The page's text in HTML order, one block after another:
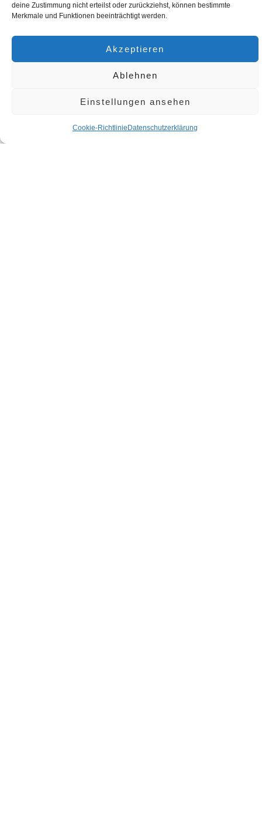
deine Zustimmung nicht erteilst oder zurückziehst, können bestimmte
Merkmale und Funktionen beeinträchtigt werden.
Akzeptieren
Ablehnen
Einstellungen ansehen
Cookie-Richtlinie Datenschutzerklärung
Kenntnisse für die Produktion und Fertigungstechnik vermittelt.
Denkmalpflege und Restaurierung.
auch moderne berufliche Wege bietet, von der handwerklichen Fertigung
Erfahrung und theoretischem Wissen ermöglicht es Fachleuten in dieser